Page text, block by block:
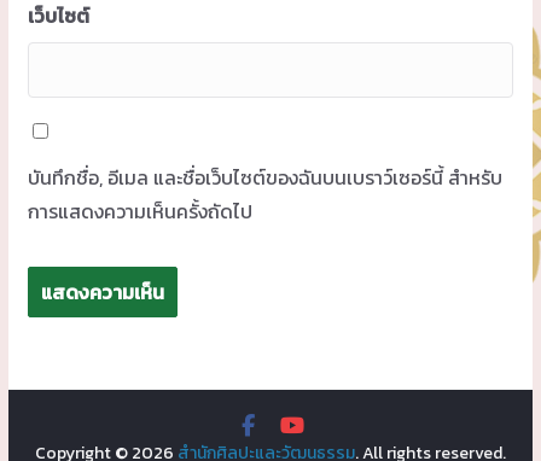
เว็บไซต์
บันทึกชื่อ, อีเมล และชื่อเว็บไซต์ของฉันบนเบราว์เซอร์นี้ สำหรับ
การแสดงความเห็นครั้งถัดไป
Copyright © 2026 สำนักศิลปะและวัฒนธรรม. All rights reserved.